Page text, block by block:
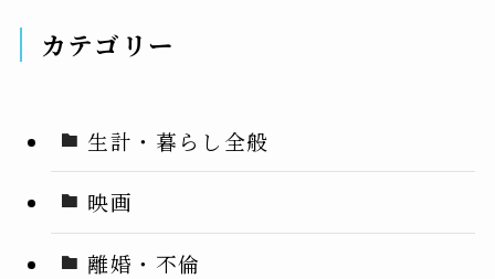
「宇宙婚」の裏
側！
カテゴリー
生計・暮らし全般
映画
離婚・不倫